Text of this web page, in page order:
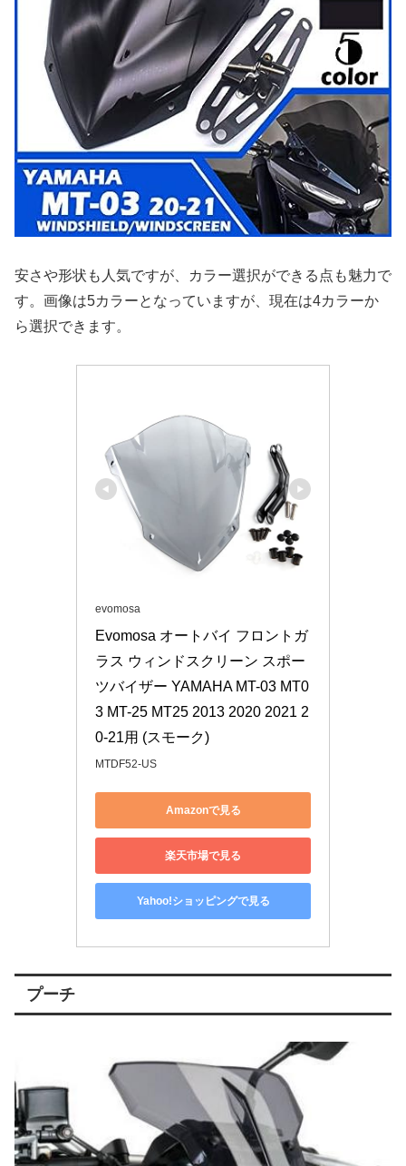
安さや形状も人気ですが、カラー選択ができる点も魅力で
す。画像は5カラーとなっていますが、現在は4カラーか
ら選択できます。
evomosa
Evomosa オートバイ フロントガ
ラス ウィンドスクリーン スポー
ツバイザー YAMAHA MT-03 MT0
3 MT-25 MT25 2013 2020 2021 2
0-21用 (スモーク)
MTDF52-US
Amazonで見る
楽天市場で見る
Yahoo!ショッピングで見る
プーチ